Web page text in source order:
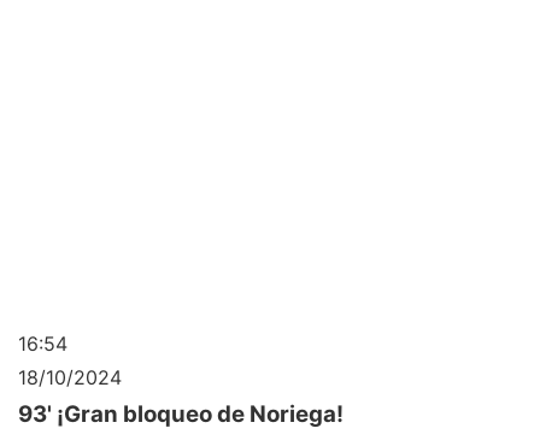
16:54
18/10/2024
93' ¡Gran bloqueo de Noriega!